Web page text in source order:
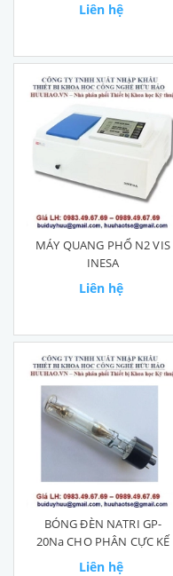
Liên hệ
MÁY QUANG PHỔ N2 VIS
INESA
Liên hệ
BÓNG ĐÈN NATRI GP-
20Na CHO PHÂN CỰC KẾ
Liên hệ